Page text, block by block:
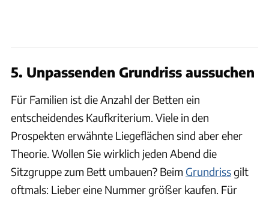
5. Unpassenden Grundriss aussuchen
Für Familien ist die Anzahl der Betten ein
entscheidendes Kaufkriterium. Viele in den
Prospekten erwähnte Liegeflächen sind aber eher
Theorie. Wollen Sie wirklich jeden Abend die
Sitzgruppe zum Bett umbauen? Beim Grundrissgilt
oftmals: Lieber eine Nummer größer kaufen. Für